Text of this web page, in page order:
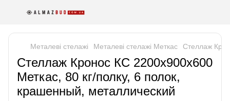
Металеві стелажі Металеві стелажі Меткас Стеллаж
Стеллаж Кронос КС 2200х900х600
Меткас, 80 кг/полку, 6 полок,
крашенный, металлический